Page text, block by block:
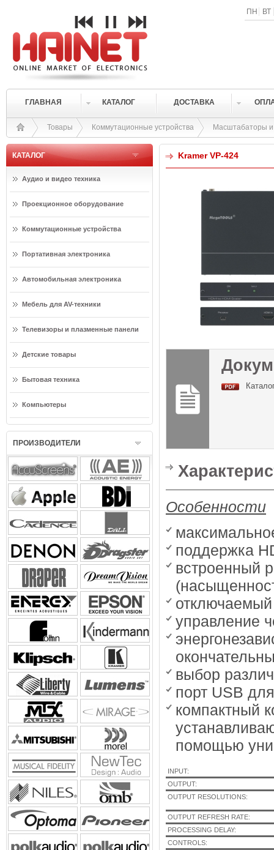
ПН ВТ
ГЛАВНАЯ КАТАЛОГ ДОСТАВКА
Товары Коммутационные устройства Масштабаторы и
КАТАЛОГ
Аудио и видео техника
Проекционное оборудование
Коммутационные устройства
Портативная электроника
Автомобильная электроника
Мебель для AV-техники
Телевизоры и плазменные панели
Детские товары
Бытовая техника
Компьютеры
ПРОИЗВОДИТЕЛИ
Kramer VP-424
Особенности
поддержка
встроенный
управление
выбор
порт USB
компактный
помощью
INPUT:
OUTPUT:
OUTPUT RESOLUTIONS:
OUTPUT REFRESH RATE:
PROCESSING DELAY:
CONTROLS: